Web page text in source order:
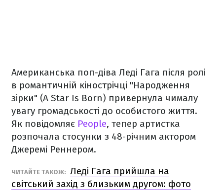
Американська поп-діва Леді Гага після ролі
в романтичній кінострічці "Народження
зірки" (A Star Is Born) привернула чималу
увагу громадськості до особистого життя.
Як повідомляє People, тепер артистка
розпочала стосунки з 48-річним актором
Джеремі Реннером.
ЧИТАЙТЕ ТАКОЖ: Леді Гага прийшла на
світський захід з близьким другом: фото